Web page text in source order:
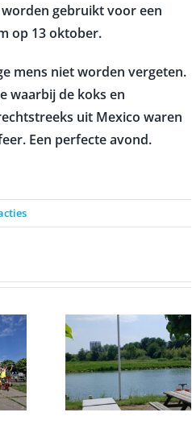
gebruikt voor een
op 13 oktober.
mens niet worden vergeten.
waarbij de koks en
uit Mexico waren
Een perfecte avond.
plek
Roei
picknick